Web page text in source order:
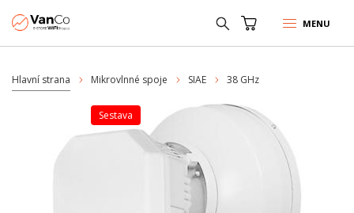
MENU
Hlavní strana Mikrovlnné spoje SIAE 38 GHz
sestava